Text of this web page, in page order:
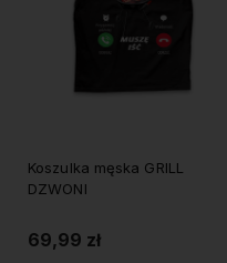
Koszulka męska GRILL
DZWONI
69,99 zł